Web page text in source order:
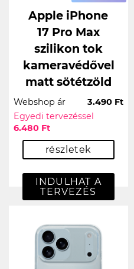
Apple iPhone
17 Pro Max
szilikon tok
kameravédővel
matt sötétzöld
Webshop ár
3.490 Ft
Egyedi tervezéssel
6.480 Ft
részletek
INDULHAT A
TERVEZÉS